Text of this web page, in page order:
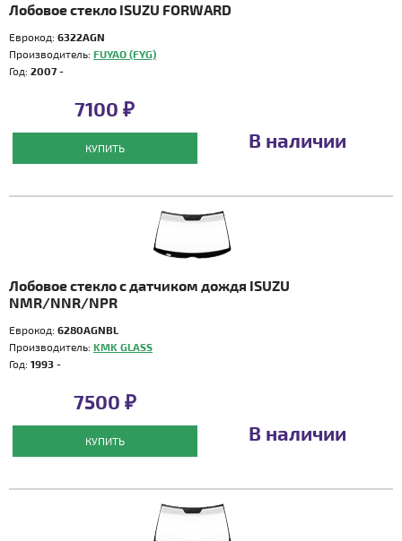
Лобовое стекло ISUZU FORWARD
Еврокод: 6322AGN
Производитель: FUYAO (FYG)
Год: 2007 -
7100 ₽
КУПИТЬ В наличии
Лобовое стекло с датчиком дождя ISUZU
NMR/NNR/NPR
Еврокод: 6280AGNBL
Производитель: KMK GLASS
Год: 1993 -
7500 ₽
КУПИТЬ В наличии